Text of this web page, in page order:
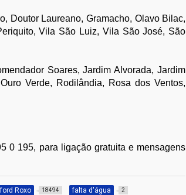
Doutor Laureano, Gramacho, Olavo Bilac,
Vila São Luiz, Vila São José, São
Soares, Jardim Alvorada, Jardim
Verde, Rodilândia, Rosa dos Ventos,
0 195, para ligação gratuita e mensagens
Roxo 18494 falta d'água 2